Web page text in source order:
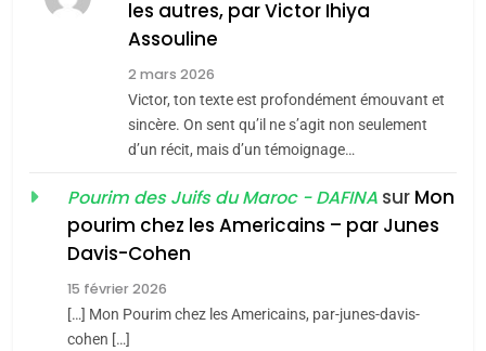
MA JUDAÏTE par Thérèse
Zrihen-Dvir
ISRAÉL JUDAISME
CE QUI NOUS MANQUE –
Jacques Hadida
JUDAISME
Maroc : Les amandes de
Tafraout, le miel de Tadla
du terroir
les autres, par Victor Ihiya
Assouline
2 mars 2026
Victor, ton texte est profondément émouvant et
sincère. On sent qu’il ne s’agit non seulement
d’un récit, mais d’un témoignage…
Pourim des Juifs du Maroc - DAFINA sur Mon
pourim chez les Americains – par Junes
Davis-Cohen
15 février 2026
[…] Mon Pourim chez les Americains, par-junes-davis-
cohen […]